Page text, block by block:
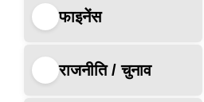
फाइनेंस
राजनीति / चुनाव